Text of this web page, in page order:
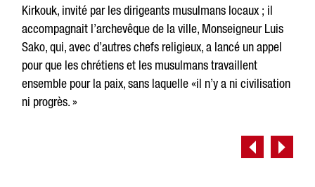
Kirkouk, invité par les dirigeants musulmans locaux ; il
accompagnait l’archevêque de la ville, Monseigneur Luis
Sako, qui, avec d’autres chefs religieux, a lancé un appel
pour que les chrétiens et les musulmans travaillent
ensemble pour la paix, sans laquelle «il n’y a ni civilisation
ni progrès. »